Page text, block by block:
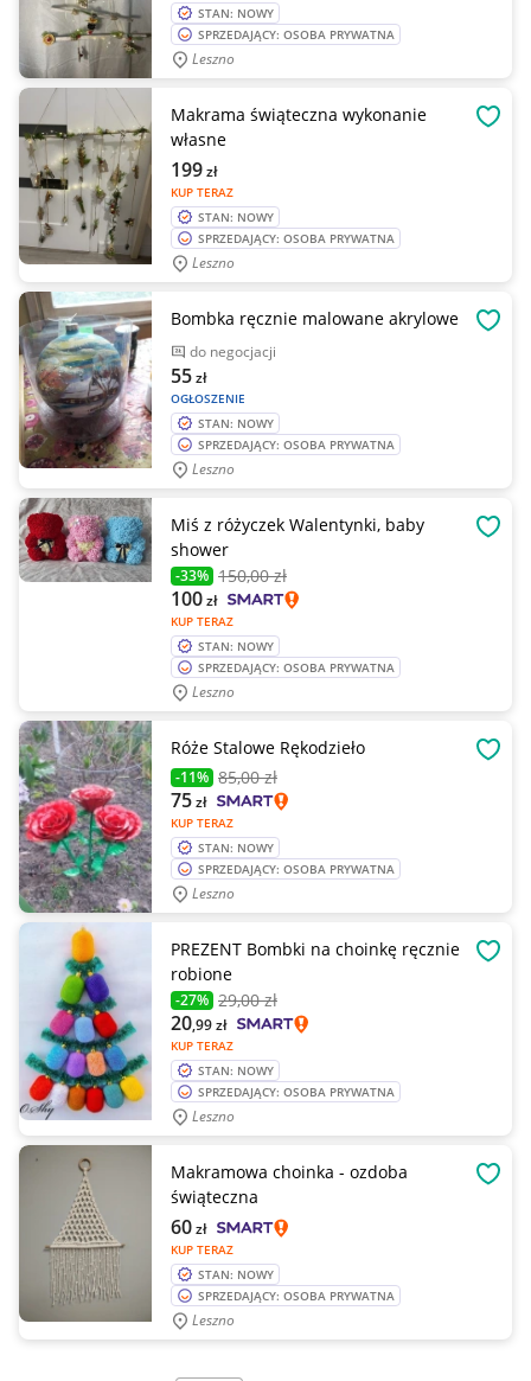
STAN: NOWY
SPRZEDAJĄCY: OSOBA PRYWATNA
Leszno
Makrama świąteczna wykonanie
własne
KUP TERAZ
199zł
STAN: NOWY
SPRZEDAJĄCY: OSOBA PRYWATNA
Leszno
Bombka ręcznie malowane akrylowe
do negocjacji
OGŁOSZENIE
55zł
STAN: NOWY
SPRZEDAJĄCY: OSOBA PRYWATNA
Leszno
Miś z różyczek Walentynki, baby
shower
-33% 150,00 zł
KUP TERAZ
100zł
STAN: NOWY
SPRZEDAJĄCY: OSOBA PRYWATNA
Leszno
Róże Stalowe Rękodzieło
-11% 85,00 zł
KUP TERAZ
75zł
STAN: NOWY
SPRZEDAJĄCY: OSOBA PRYWATNA
Leszno
PREZENT Bombki na choinkę ręcznie
robione
-27% 29,00 zł
KUP TERAZ
20,99zł
STAN: NOWY
SPRZEDAJĄCY: OSOBA PRYWATNA
Leszno
Makramowa choinka - ozdoba
świąteczna
KUP TERAZ
60zł
STAN: NOWY
SPRZEDAJĄCY: OSOBA PRYWATNA
Leszno